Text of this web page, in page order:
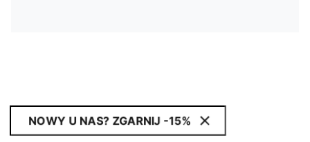
NOWY U NAS? ZGARNIJ -15%